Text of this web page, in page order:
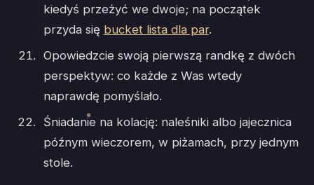
kiedyś przeżyć we dwoje; na początek
przyda się bucket lista dla par.
Opowiedzcie swoją pierwszą randkę z dwóch
perspektyw: co każde z Was wtedy
naprawdę pomyślało.
Śniadanie na kolację: naleśniki albo jajecznica
późnym wieczorem, w piżamach, przy jednym
stole.